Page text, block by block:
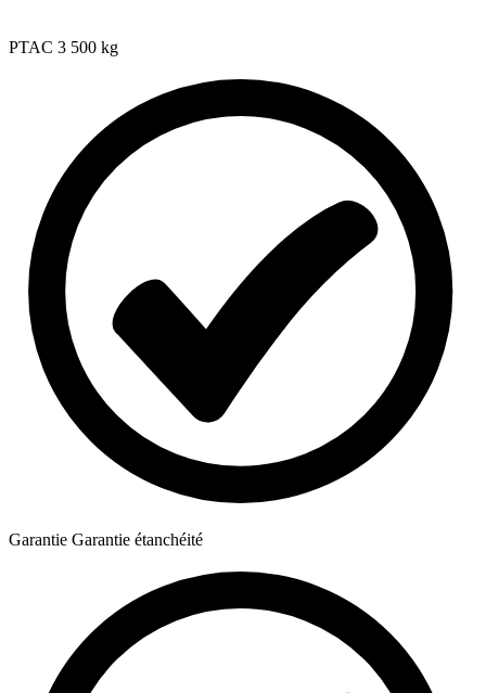
PTAC 3 500 kg
Garantie Garantie étanchéité